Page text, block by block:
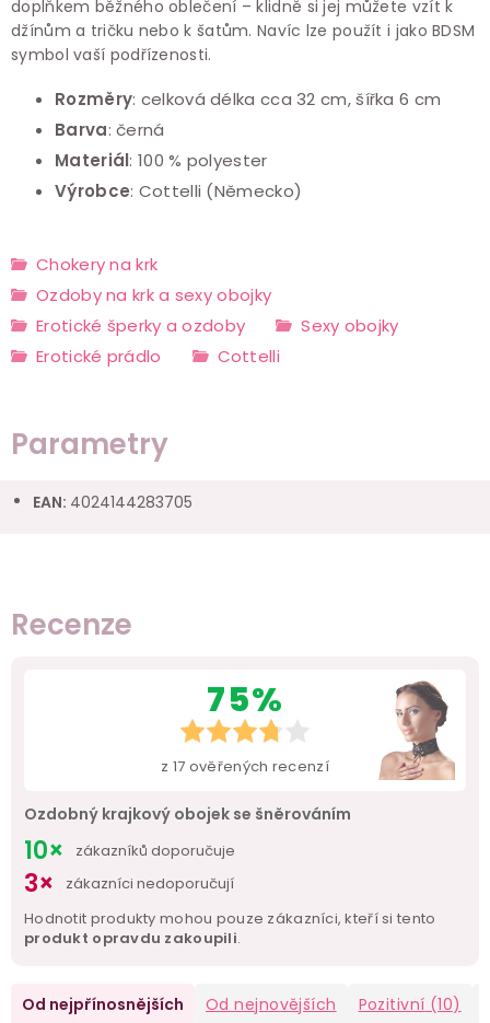
doplňkem běžného oblečení – klidně si jej můžete vzít k
džínům a tričku nebo k šatům. Navíc lze použít i jako BDSM
symbol vaší podřízenosti.
Rozměry: celková délka cca 32 cm, šířka 6 cm
Barva: černá
Materiál: 100 % polyester
Výrobce: Cottelli (Německo)
Chokery na krk
Ozdoby na krk a sexy obojky
Erotické šperky a ozdoby
Sexy obojky
Erotické prádlo
Cottelli
Parametry
EAN: 4024144283705
Recenze
75%
z 17 ověřených recenzí
Ozdobný krajkový obojek se šněrováním
10× zákazníků doporučuje
3×
zákazníci nedoporučují
Hodnotit produkty mohou pouze zákazníci, kteří si tento
produkt opravdu zakoupili.
Od nejpřínosnějších Od nejnovějších Pozitivní (10)